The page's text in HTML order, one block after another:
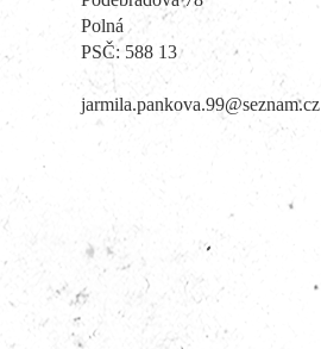
Polná
PSČ: 588 13
jarmila.pankova.99@seznam.cz